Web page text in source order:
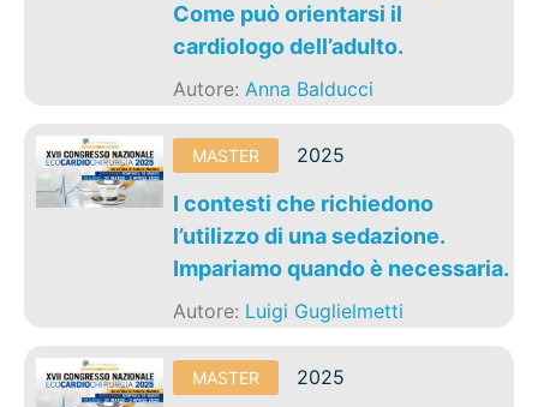
Come può orientarsi il
cardiologo dell’adulto.
Autore:Anna Balducci
MASTER 2025
I contesti che richiedono
l’utilizzo di una sedazione.
Impariamo quando è necessaria.
Autore: Luigi Guglielmetti
MASTER 2025